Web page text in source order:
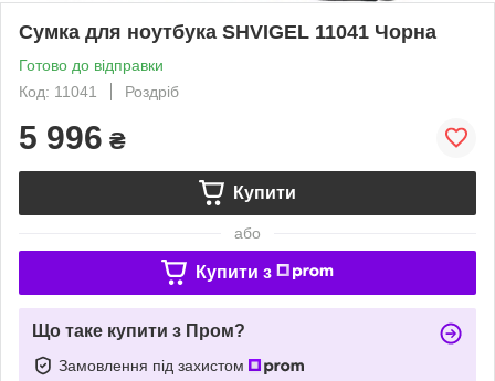
Сумка для ноутбука SHVIGEL 11041 Чорна
Готово до відправки
Код: 11041
Роздріб
5 996 ₴
Купити
або
Купити з
Що таке купити з Пром?
Замовлення під захистом